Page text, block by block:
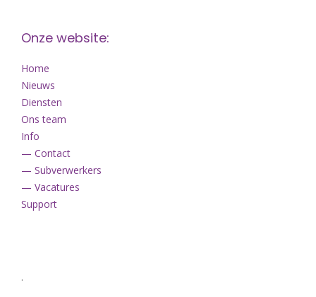
Onze website:
Home
Nieuws
Diensten
Ons team
Info
— Contact
— Subverwerkers
— Vacatures
Support
.